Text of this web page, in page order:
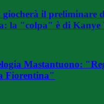
il preliminare
la "colpa" è di Kanye
Mastantuono:
Fiorentina"